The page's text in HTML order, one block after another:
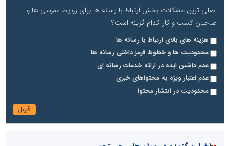
اصلی ترین مشکلات بخش ارتباط با رسانه ها برای روابط عمومی ها و
صاحبان کسب و کار کدام گزینه است؟
هزینه های بالای ارتباط با رسانه ها
محدودیت ها و خطوط قرمز داخلی رسانه ها
عدم داشتن ایده در ارائه خدمات رسانه ای
عدم اعتبار ویژه به محتواهای خبری
محدودیت در انتشار محتوا